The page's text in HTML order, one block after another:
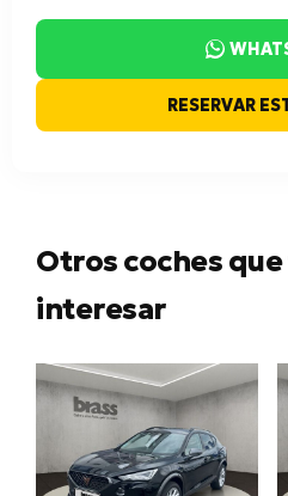
RESERVAR
Otros coches
interesar